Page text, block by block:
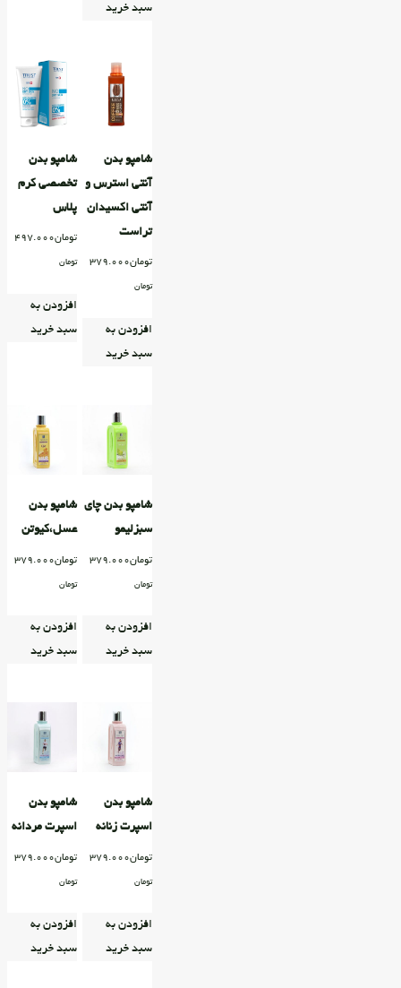
سبد خرید
شامپو بدن
آنتی استرس و
آنتی اکسیدان
تراست
تومان379.000
تومان
افزودن به
سبد خرید
شامپو بدن
تخصصی کرم
پلاس
تومان497.000
تومان
افزودن به
سبد خرید
شامپو بدن چای
سبزلیمو
تومان379.000
تومان
افزودن به
سبد خرید
شامپو بدن
عسل،کیوتن
تومان379.000
تومان
افزودن به
سبد خرید
شامپو بدن
اسپرت زنانه
تومان379.000
تومان
افزودن به
سبد خرید
شامپو بدن
اسپرت مردانه
تومان379.000
تومان
افزودن به
سبد خرید